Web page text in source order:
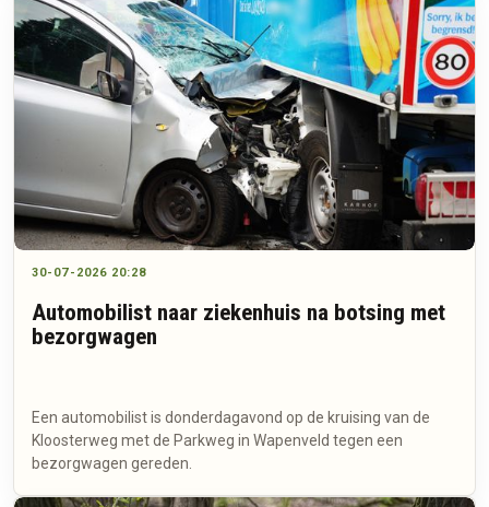
30-07-2026 20:28
Automobilist naar ziekenhuis na botsing met
bezorgwagen
Een automobilist is donderdagavond op de kruising van de
Kloosterweg met de Parkweg in Wapenveld tegen een
bezorgwagen gereden.